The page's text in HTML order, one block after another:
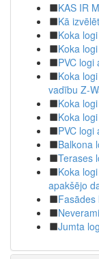
KAS IR
Kā
Koka
Koka
PVC logi
Koka
vadību Z-
Koka
Koka
PVC
Balkona
Terases
Koka
apakšējo
Fasādes
Jumta